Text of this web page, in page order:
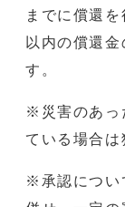
までに償還
以内の償還
す。
※災害のあっ
ている場合は
※承認につい